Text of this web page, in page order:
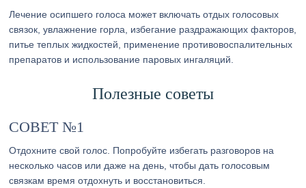
Лечение осипшего голоса может включать отдых голосовых
связок, увлажнение горла, избегание раздражающих факторов,
питье теплых жидкостей, применение противовоспалительных
препаратов и использование паровых ингаляций.
Полезные советы
СОВЕТ №1
Отдохните свой голос. Попробуйте избегать разговоров на
несколько часов или даже на день, чтобы дать голосовым
связкам время отдохнуть и восстановиться.